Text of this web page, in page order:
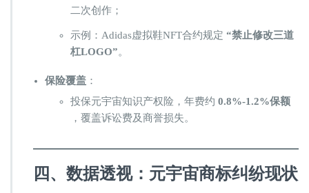
二次创作；
示例：Adidas虚拟鞋NFT合约规定 ​ ​“禁止修改三道
杠LOGO”​​。
​保险覆盖​ ​：
投保元宇宙知识产权险，年费约 ​ ​0.8%-1.2%保额​​
，覆盖诉讼费及商誉损失。
​四、数据透视：元宇宙商标纠纷现状​